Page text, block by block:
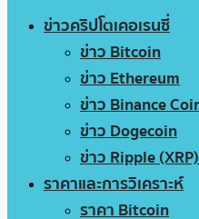
ข่าวคริปโตเคอเรนซี่
ข่าว Bitcoin
ข่าว Ethereum
ข่าว Binance
ข่าว Dogecoin
ข่าว Ripple (XRP)
ราคาและการวิเคราะห์
ราคา Bitcoin